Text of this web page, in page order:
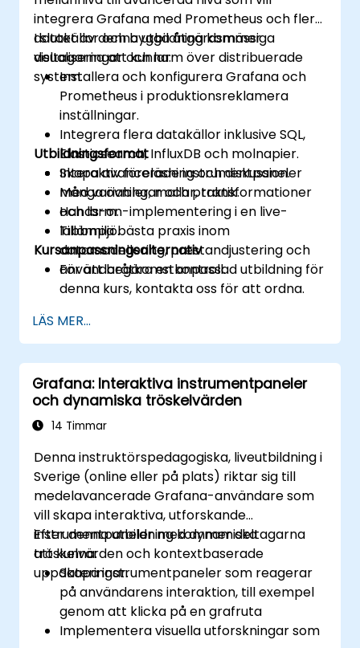
integrera Grafana med Prometheus och flera
datakällor och bygga åtgärdsmässiga
visualiseringar och larm över distribuerade
system.
I slutet av denna utbildning kommer
deltagarna att kunna:
Installera och konfigurera Grafana och
Prometheus i produktionsreklamera
inställningar.
Integrera flera datakällor inklusive SQL,
Elasticsearch, InfluxDB och molnapier.
Skapa avancerade instrumentpaneler
med variabler, mallar, transformationer
och larm.
Tillämpa bästa praxis inom
datamodellering, prestandjustering och
användaråtkomstkontroll.
Utbildningsformat
Interaktiv föreläsning och diskussion.
Många övningar och praktik.
Hands-on-implementering i en live-
labbmiljö.
Kursanpassningsalternativ
För att begära en anpassad utbildning för
denna kurs, kontakta oss för att ordna.
LÄS MER...
Grafana: Interaktiva instrumentpaneler
och dynamiska tröskelvärden
14 Timmar
Denna instruktörspedagogiska, liveutbildning i
Sverige (online eller på plats) riktar sig till
medelavancerade Grafana-användare som
vill skapa interaktiva, utforskande
instrumentpaneler med dynamiska
tröskelvärden och kontextbaserade
uppdateringar.
Efter denna utbildning kommer deltagarna
att kunna:
Skapa instrumentpaneler som reagerar
på användarens interaktion, till exempel
genom att klicka på en grafruta
Implementera visuella utforskningar som